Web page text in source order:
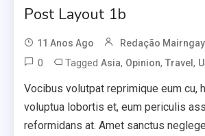
Post Layout 1b
11 Anos Ago Redação Mairngay
0 TaggedAsia, Opinion,Travel,
Vocibus volutpat reprimique eum cu,
voluptua lobortis et, eum periculis
reformidans at. Amet sanctus